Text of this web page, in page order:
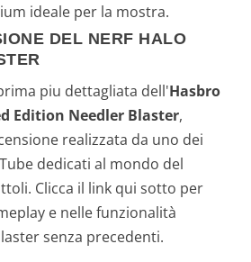
ideale per la mostra.
DEL NERF HALO
piu dettagliata dell'Hasbro
Edition Needler Blaster,
realizzata da uno dei
dedicati al mondo del
Clicca il link qui sotto per
e nelle funzionalità
senza precedenti.